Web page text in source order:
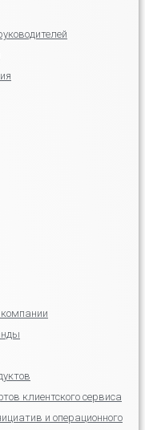
клиентского сервиса
и операционного